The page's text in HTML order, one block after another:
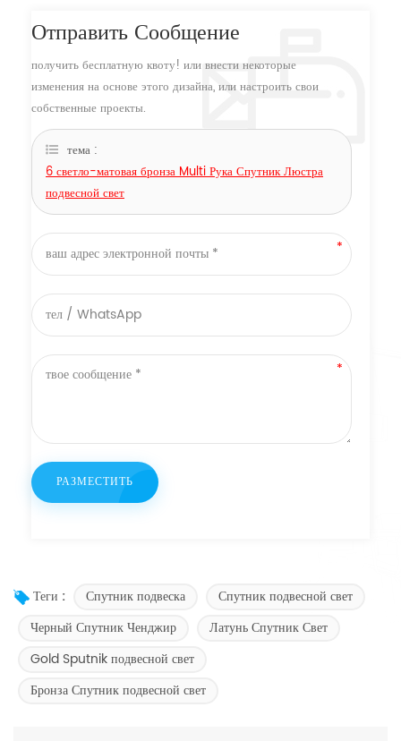
Отправить Сообщение
получить бесплатную квоту! или внести некоторые
изменения на основе этого дизайна, или настроить свои
собственные проекты.
тема :
6 светло-матовая бронза Multi Рука Спутник Люстра
подвесной свет
Теги : Спутник подвеска
Спутник подвесной свет
Черный Спутник Ченджир
Латунь Спутник Свет
Gold Sputnik подвесной свет
Бронза Спутник подвесной свет